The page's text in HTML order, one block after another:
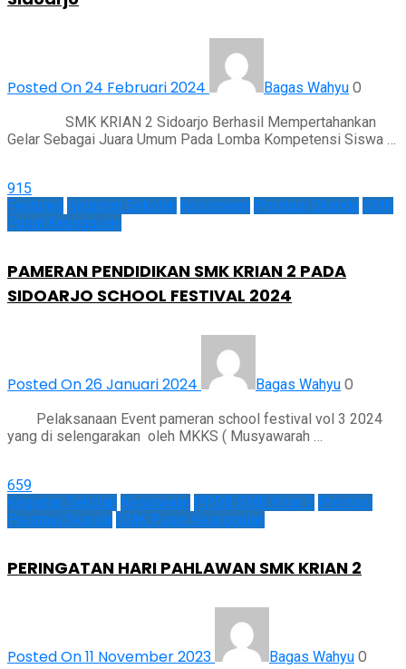
Posted On 24 Februari 2024 Bagas Wahyu 0
SMK KRIAN 2 Sidoarjo Berhasil Mempertahankan
Gelar Sebagai Juara Umum Pada Lomba Kompetensi Siswa …
915
Featured Kegiatan Sekolah Kesiswaan Prestasi Skarida SMK
Pusat Keunggulan
PAMERAN PENDIDIKAN SMK KRIAN 2 PADA
SIDOARJO SCHOOL FESTIVAL 2024
Posted On 26 Januari 2024 Bagas Wahyu 0
Pelaksanaan Event pameran school festival vol 3 2024
yang di selengarakan oleh MKKS ( Musyawarah …
659
Kegiatan Sekolah Kesiswaan PPDB SMK Krian 2 Prestasi
Prestasi Skarida SMK Pusat Keunggulan
PERINGATAN HARI PAHLAWAN SMK KRIAN 2
Posted On 11 November 2023 Bagas Wahyu 0